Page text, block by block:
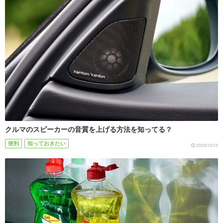
クルマのスピーカーの音質を上げる方法を知ってる？
便利 知っておきたい 2020/12/13